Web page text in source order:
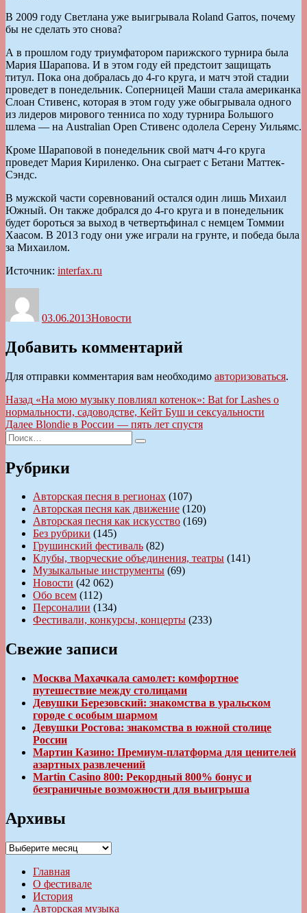
В 2009 году Светлана уже выигрывала Roland Garros, почему
бы не сделать это снова?
А в прошлом году триумфатором парижского турнира была
Мария Шарапова. И в этом году ей предстоит защищать
титул. Пока она добралась до 4-го круга, и матч этой стадии
проведет в понедельник. Соперницей Маши стала американка
Слоан Стивенс, которая в этом году уже обыгрывала одного
из лидеров мирового тенниса по ходу турнира Большого
шлема — на Australian Open Стивенс одолела Серену Уильямс.
Кроме Шараповой в понедельник свой матч 4-го круга
проведет Мария Кириленко. Она сыграет с Бетани Маттек-
Сэндс.
В мужской части соревнований остался один лишь Михаил
Южный. Он также добрался до 4-го круга и в понедельник
будет бороться за выход в четвертьфинал с немцем Томмии
Хаасом. В 2013 году они уже играли на грунте, и победа была
за Михаилом.
Источник: interfax.ru
03.06.2013Новости
Добавить комментарий
Для отправки комментария вам необходимо авторизоваться.
Навигация
по
записям
Назад Предыдущая
запись:
«На мою музыку повлиял котенок»: Bat for Lashes о
нормальности, садоводстве, Кейт Буш и сексуальности
Далее Следующая
Blondie в России — пять лет спустя
Искать:
Поиск
Рубрики
Авторская песня в регионах (107)
Авторская песня как движение (120)
Авторская песня как искусство (169)
Без рубрики (145)
Грушинский фестиваль (82)
Клубы, творческие объединения, театры (141)
Музыкальные инструменты (69)
Новости (42 062)
Обо всем (112)
Персоналии (134)
Фестивали, конкурсы, концерты (233)
Свежие записи
Москва Махачкала самолет: комфортное
путешествие между столицами
Девушки Березовский: знакомства в уральском
городе с особым шармом
Девушки Ростова: знакомства в южной столице
России
Мартин Казино: Премиум-платформа для ценителей
азартных развлечений
Martin Casino 800: Рекордный 800% бонус и
безграничные возможности для выигрыша
Архивы
Архивы
Главная
О фестивале
История
Авторская музыка